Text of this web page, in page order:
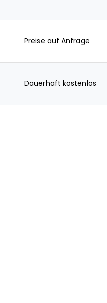
Preise auf Anfrage
Dauerhaft kostenlos